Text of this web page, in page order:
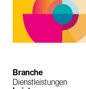
Branche
Dienstleistungen